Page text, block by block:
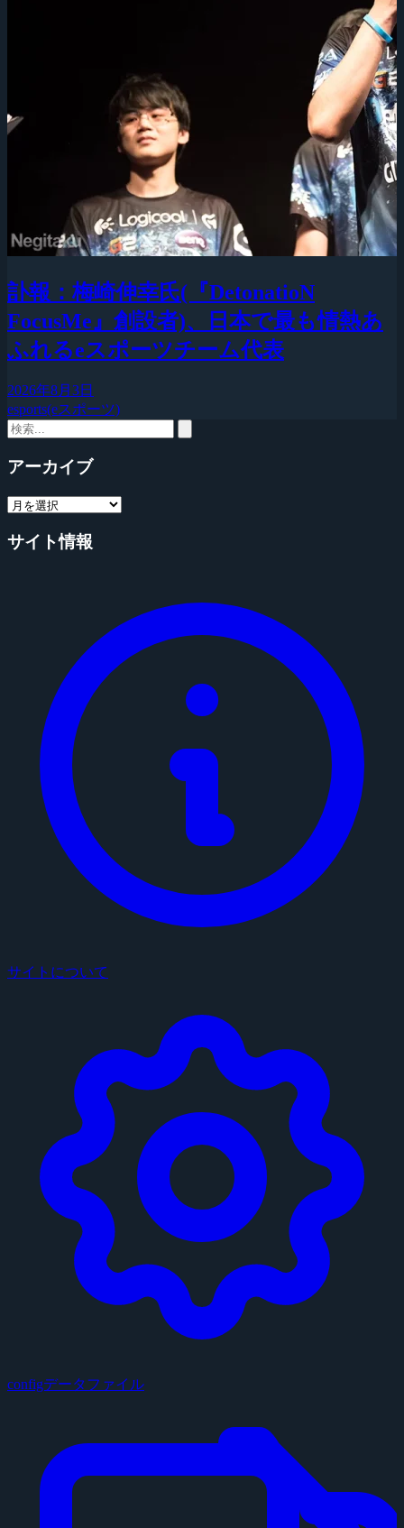
訃報：梅崎伸幸氏(『DetonatioN
FocusMe』創設者)、日本で最も情熱あ
ふれるeスポーツチーム代表
2026年8月3日
esports(eスポーツ)
アーカイブ
サイト情報
サイトについて
configデータファイル